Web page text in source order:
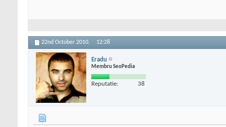
22nd October 2010, 12:28
Eradu
Membru SeoPedia
Reputatie: 38